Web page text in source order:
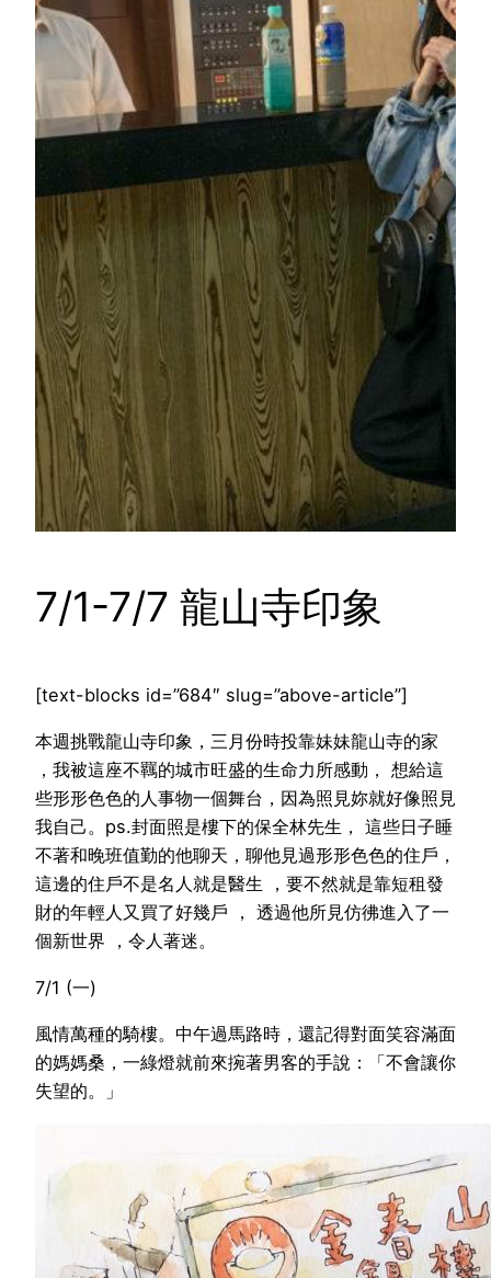
7/1-7/7 龍山寺印象
[text-blocks id=”684″ slug=”above-article”]
本週挑戰龍山寺印象，三月份時投靠妹妹龍山寺的家
，我被這座不羈的城市旺盛的生命力所感動， 想給這
些形形色色的人事物一個舞台，因為照見妳就好像照見
我自己。ps.封面照是樓下的保全林先生， 這些日子睡
不著和晚班值勤的他聊天，聊他見過形形色色的住戶，
這邊的住戶不是名人就是醫生 ，要不然就是靠短租發
財的年輕人又買了好幾戶 ， 透過他所見仿彿進入了一
個新世界 ，令人著迷。
7/1 (一)
風情萬種的騎樓。中午過馬路時，還記得對面笑容滿面
的媽媽桑，一綠燈就前來捥著男客的手說：「不會讓你
失望的。」